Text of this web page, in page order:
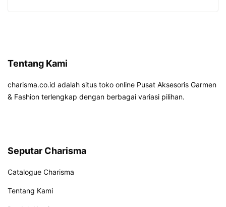
Tentang Kami
charisma.co.id adalah situs toko online Pusat Aksesoris Garmen
& Fashion terlengkap dengan berbagai variasi pilihan.
Seputar Charisma
Catalogue Charisma
Tentang Kami